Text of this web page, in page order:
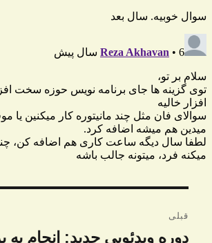
نوشته
قبلی
نوشته
دوره ویدئویی جدید: انجام یه